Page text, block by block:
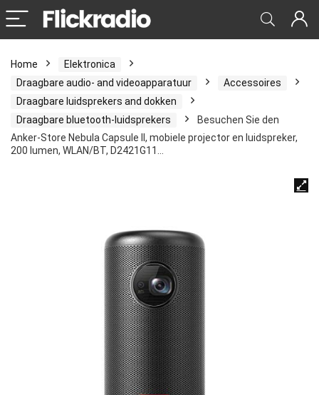
Home
Elektronica
Draagbare audio- and videoapparatuur
Accessoires
Draagbare luidsprekers and dokken
Draagbare bluetooth-luidsprekers
Besuchen Sie den
Anker-Store Nebula Capsule II, mobiele projector en luidspreker,
200 lumen, WLAN/BT, D2421G11…